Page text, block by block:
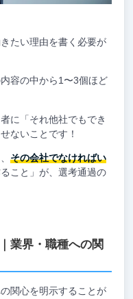
たい理由を書く必要が
容の中から1〜3個ほど
に「それ他社でもでき
ないことです！
その会社でなければい
こと」が、選考通過の
業界・職種への関
関心を明示することが